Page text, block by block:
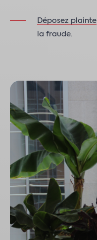
Déposez plainte
la fraude.